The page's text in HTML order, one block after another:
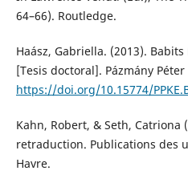
64–66). Routledge.
Haász, Gabriella. (2013).
[Tesis doctoral]. Pázmány
https://doi.org/10.15774/
Kahn, Robert, & Seth, Catriona
retraduction. Publications des
Havre.